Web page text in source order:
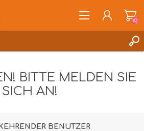
(0)
BITTE MELDEN SIE
SICH AN!
BENUTZER